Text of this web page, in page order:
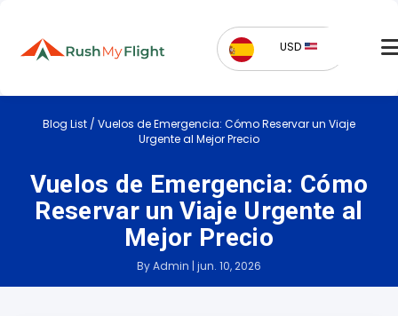
USD
Blog List / Vuelos de Emergencia: Cómo Reservar un Viaje
Urgente al Mejor Precio
Vuelos de Emergencia: Cómo
Reservar un Viaje Urgente al
Mejor Precio
By Admin | jun. 10, 2026